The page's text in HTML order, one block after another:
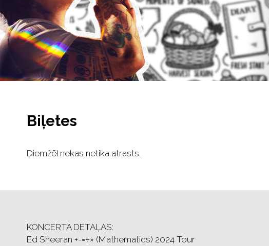
Biļetes
Diemžēl nekas netika atrasts.
KONCERTA DETAĻAS:
Ed Sheeran +-=÷× (Mathematics) 2024 Tour